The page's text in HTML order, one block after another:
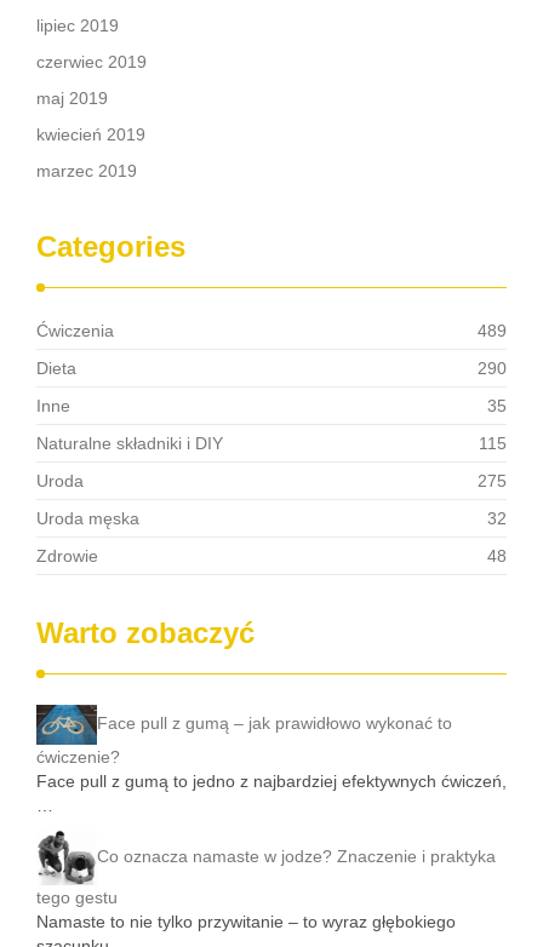
lipiec 2019
czerwiec 2019
maj 2019
kwiecień 2019
marzec 2019
Categories
Ćwiczenia
489
Dieta
290
Inne
35
Naturalne składniki i DIY
115
Uroda
275
Uroda męska
32
Zdrowie
48
Warto zobaczyć
Face pull z gumą – jak prawidłowo wykonać to
ćwiczenie?
Face pull z gumą to jedno z najbardziej efektywnych ćwiczeń,
…
Co oznacza namaste w jodze? Znaczenie i praktyka
tego gestu
Namaste to nie tylko przywitanie – to wyraz głębokiego